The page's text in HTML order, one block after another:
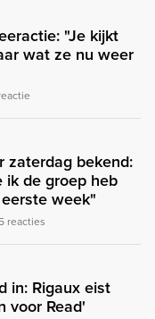
"Je kijkt
wat ze nu weer
zaterdag bekend:
ik de groep heb
week"
reacties
in: Rigaux eist
voor Read'